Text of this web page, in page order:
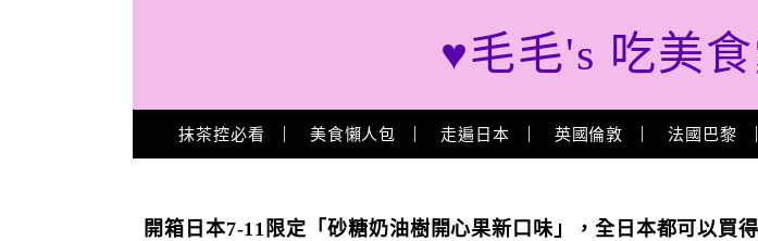
♥毛毛's 吃美
Main Menu
抹茶控必看 美食懶人包 走遍日本 英國倫敦 法國巴黎
日本伴手禮推薦
開箱日本7-11限定「砂糖奶油樹開心果新口味」，全日本都可以買